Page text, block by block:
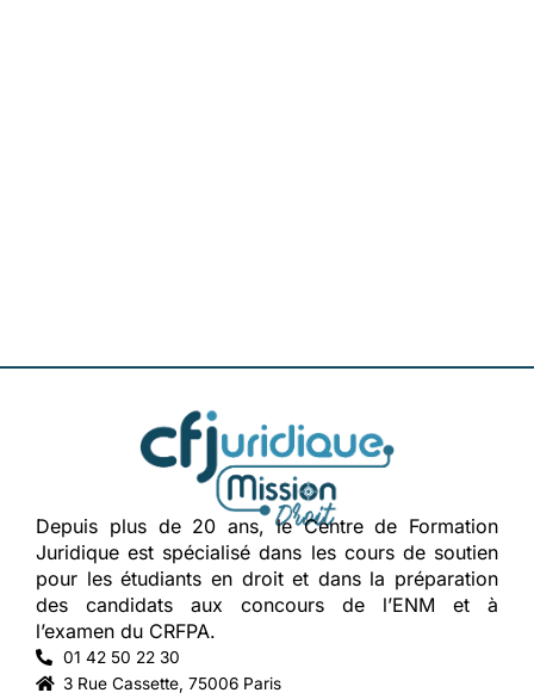
Depuis plus de 20 ans, le Centre de Formation
Juridique est spécialisé dans les cours de soutien
pour les étudiants en droit et dans la préparation
des candidats aux concours de l’ENM et à
l’examen du CRFPA.
01 42 50 22 30
3 Rue Cassette, 75006 Paris